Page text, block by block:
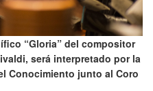
“Gloria” del compositor
será interpretado por la
Conocimiento junto al Coro